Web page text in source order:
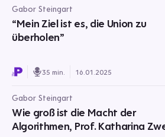
Gabor Steingart
“Mein Ziel ist es, die Union zu
überholen”
35 min. 16.01.2025
Gabor Steingart
Wie groß ist die Macht der
Algorithmen, Prof. Katharina